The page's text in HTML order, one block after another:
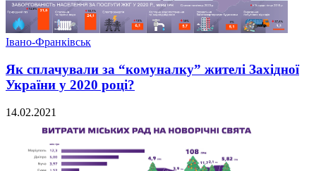
Івано-Франківськ
Як сплачували за “комуналку” жителі Західної
України у 2020 році?
14.02.2021